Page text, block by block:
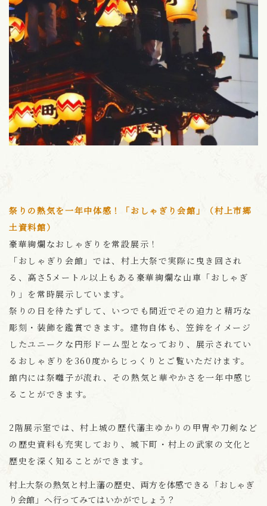
祭りの熱気を一年中体感！「おしゃぎり会館」（村上市郷
土資料館）
豪華絢爛なおしゃぎりを常設展示！
「おしゃぎり会館」では、村上大祭で実際に曳き回され
る、高さ5メートル以上もある豪華絢爛な山車「おしゃぎ
り」を常時展示しています。
祭りの日を待たずして、いつでも間近でその迫力と精巧な
彫刻・装飾を鑑賞できます。建物自体も、笠鉾をイメージ
したユニークな円形ドーム型となっており、展示されてい
るおしゃぎりを360度からじっくりとご覧いただけます。
館内には祭囃子が流れ、その熱気と華やかさを一年中感じ
ることができます。
2階展示室では、村上城の歴代藩主ゆかりの甲冑や刀剣など
の歴史資料も充実しており、城下町・村上の武家の文化と
歴史を深く知ることができます。
村上大祭の熱気と村上藩の歴史、両方を体感できる「おしゃぎ
り会館」へ行ってみてはいかがでしょう？